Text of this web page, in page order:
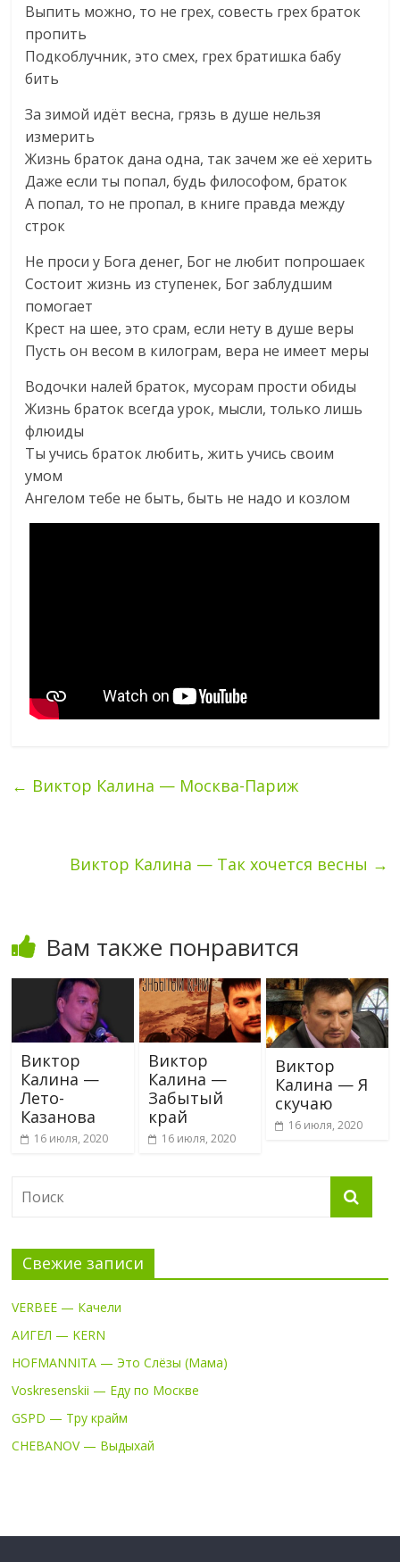
Выпить можно, то не грех, совесть грех браток
пропить
Подкоблучник, это смех, грех братишка бабу
бить
За зимой идёт весна, грязь в душе нельзя
измерить
Жизнь браток дана одна, так зачем же её херить
Даже если ты попал, будь философом, браток
А попал, то не пропал, в книге правда между
строк
Не проси у Бога денег, Бог не любит попрошаек
Состоит жизнь из ступенек, Бог заблудшим
помогает
Крест на шее, это срам, если нету в душе веры
Пусть он весом в килограм, вера не имеет меры
Водочки налей браток, мусорам прости обиды
Жизнь браток всегда урок, мысли, только лишь
флюиды
Ты учись браток любить, жить учись своим
умом
Ангелом тебе не быть, быть не надо и козлом
← Виктор Калина — Москва-Париж
Виктор Калина — Так хочется весны →
Вам также понравится
Виктор
Калина —
Лето-
Казанова
16 июля, 2020
Виктор
Калина —
Забытый
край
16 июля, 2020
Виктор
Калина — Я
скучаю
16 июля, 2020
Свежие записи
VERBEE — Качели
АИГЕЛ — KERN
HOFMANNITA — Это Слёзы (Мама)
Voskresenskii — Еду по Москве
GSPD — Тру крайм
CHEBANOV — Выдыхай